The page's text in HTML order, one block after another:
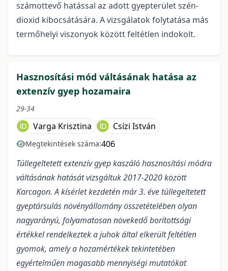
számottevő hatással az adott gyepterület szén-
dioxid kibocsátására. A vizsgálatok folytatása más
termőhelyi viszonyok között feltétlen indokolt.
Hasznosítási mód váltásának hatása az
extenzív gyep hozamaira
29-34
Varga Krisztina Csízi István
Megtekintések száma:406
Túllegeltetett extenzív gyep kaszáló hasznosítási módra
váltásának hatását vizsgáltuk 2017-2020 között
Karcagon. A kísérlet kezdetén már 3. éve túllegeltetett
gyeptársulás növényállomány összetételében olyan
nagyarányú, folyamatosan növekedő borítottsági
értékkel rendelkeztek a juhok által elkerült feltétlen
gyomok, amely a hozamértékek tekintetében
egyértelműen magasabb mennyiségi mutatókat